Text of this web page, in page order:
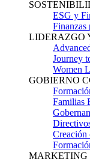
ESG y
Finanzas
LIDERAZGO
Journey
Women
GOBIERNO
Familias
Creación
MARKETING